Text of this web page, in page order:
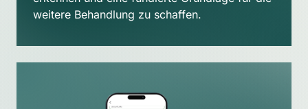
weitere Behandlung zu schaffen.